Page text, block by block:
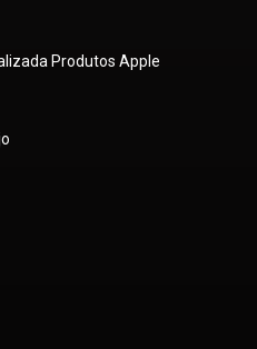
Produtos Apple